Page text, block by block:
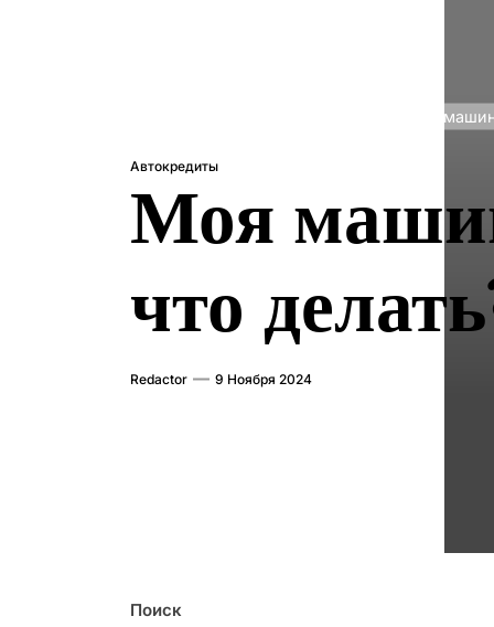
Моя
Автокредиты
Моя
что
Redactor 9 Ноября 2024
Поиск